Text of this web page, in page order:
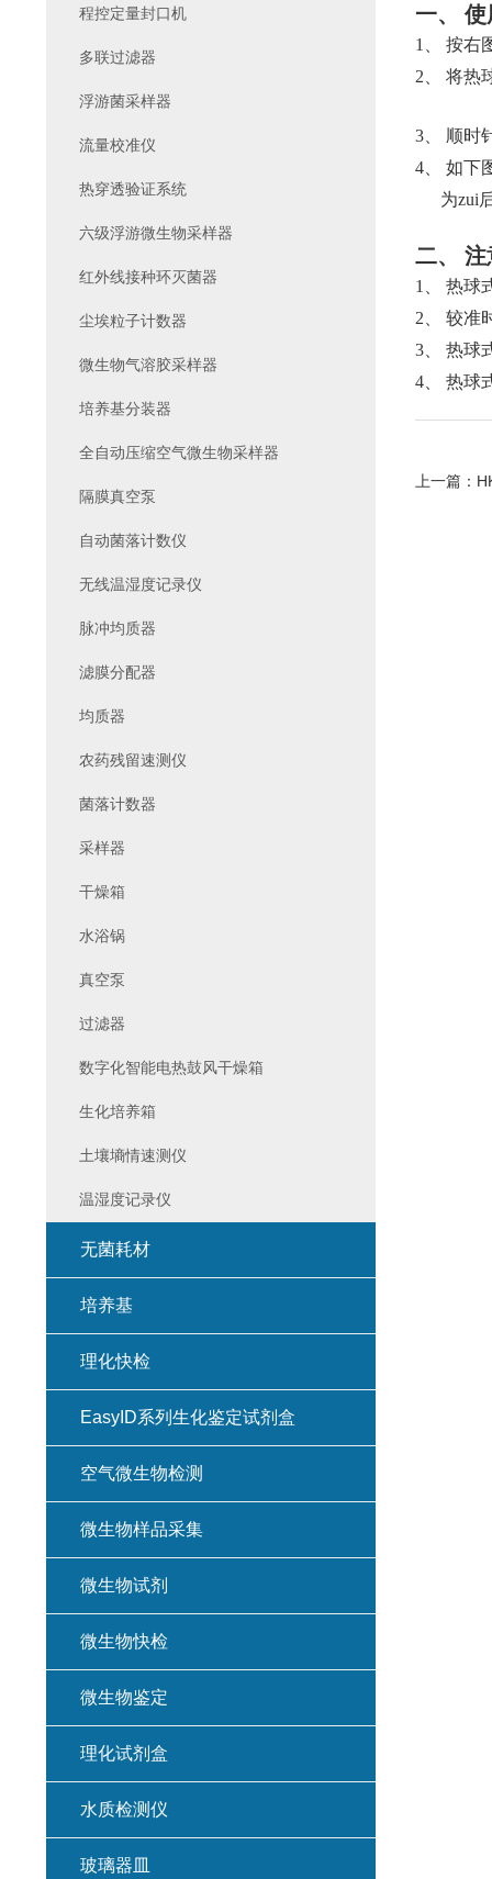
一、 使
1、 按右
2、 将热
3、 顺时
4、 如下
为zui
二、 注
1、 热球
2、 较准
3、 热球
4、 热球
上一篇：
程控定量封口机
多联过滤器
浮游菌采样器
流量校准仪
热穿透验证系统
六级浮游微生物采样器
红外线接种环灭菌器
尘埃粒子计数器
微生物气溶胶采样器
培养基分装器
全自动压缩空气微生物采样器
隔膜真空泵
自动菌落计数仪
无线温湿度记录仪
脉冲均质器
滤膜分配器
均质器
农药残留速测仪
菌落计数器
采样器
干燥箱
水浴锅
真空泵
过滤器
数字化智能电热鼓风干燥箱
生化培养箱
土壤墒情速测仪
温湿度记录仪
无菌耗材
培养基
理化快检
EasyID系列生化鉴定试剂盒
空气微生物检测
微生物样品采集
微生物试剂
微生物快检
微生物鉴定
理化试剂盒
水质检测仪
玻璃器皿